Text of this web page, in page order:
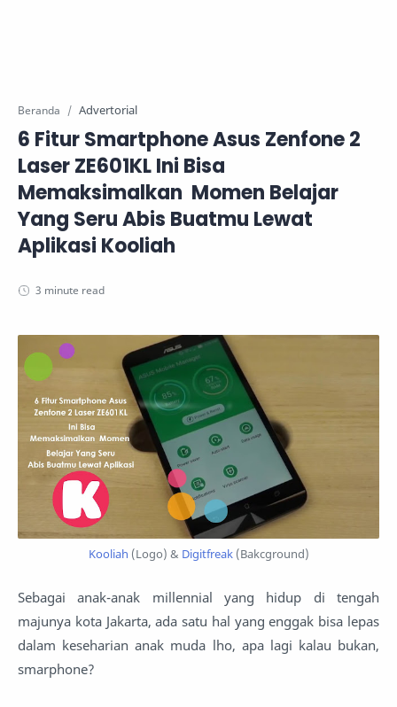
Beranda Advertorial
6 Fitur Smartphone Asus Zenfone 2
Laser ZE601KL Ini Bisa
Memaksimalkan Momen Belajar
Yang Seru Abis Buatmu Lewat
Aplikasi Kooliah
3 minute read
Kooliah (Logo) & Digitfreak(Bakcground)
Sebagai anak-anak millennial yang hidup di tengah
majunya kota Jakarta, ada satu hal yang enggak bisa lepas
dalam keseharian anak muda lho, apa lagi kalau bukan,
smarphone?